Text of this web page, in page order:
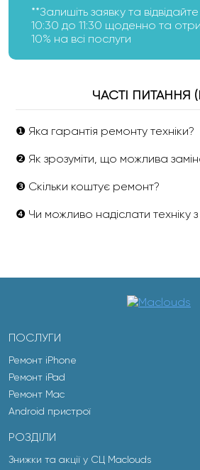
**Залишіть заявку та
10:30 до 11:30 щоденно та
10% на всі послуги
ЧАСТІ ПИТАННЯ
❶ Яка гарантія ремонту техніки?
❷ Як зрозуміти, що можлива
❸ Скільки коштує ремонт?
❹ Чи можливо надіслати техніку з
ПОСЛУГИ
Ремонт iPhone
Ремонт iPad
Ремонт Mac
Android пристрої
РОЗДІЛИ
Знижки та акції у СЦ Maclouds